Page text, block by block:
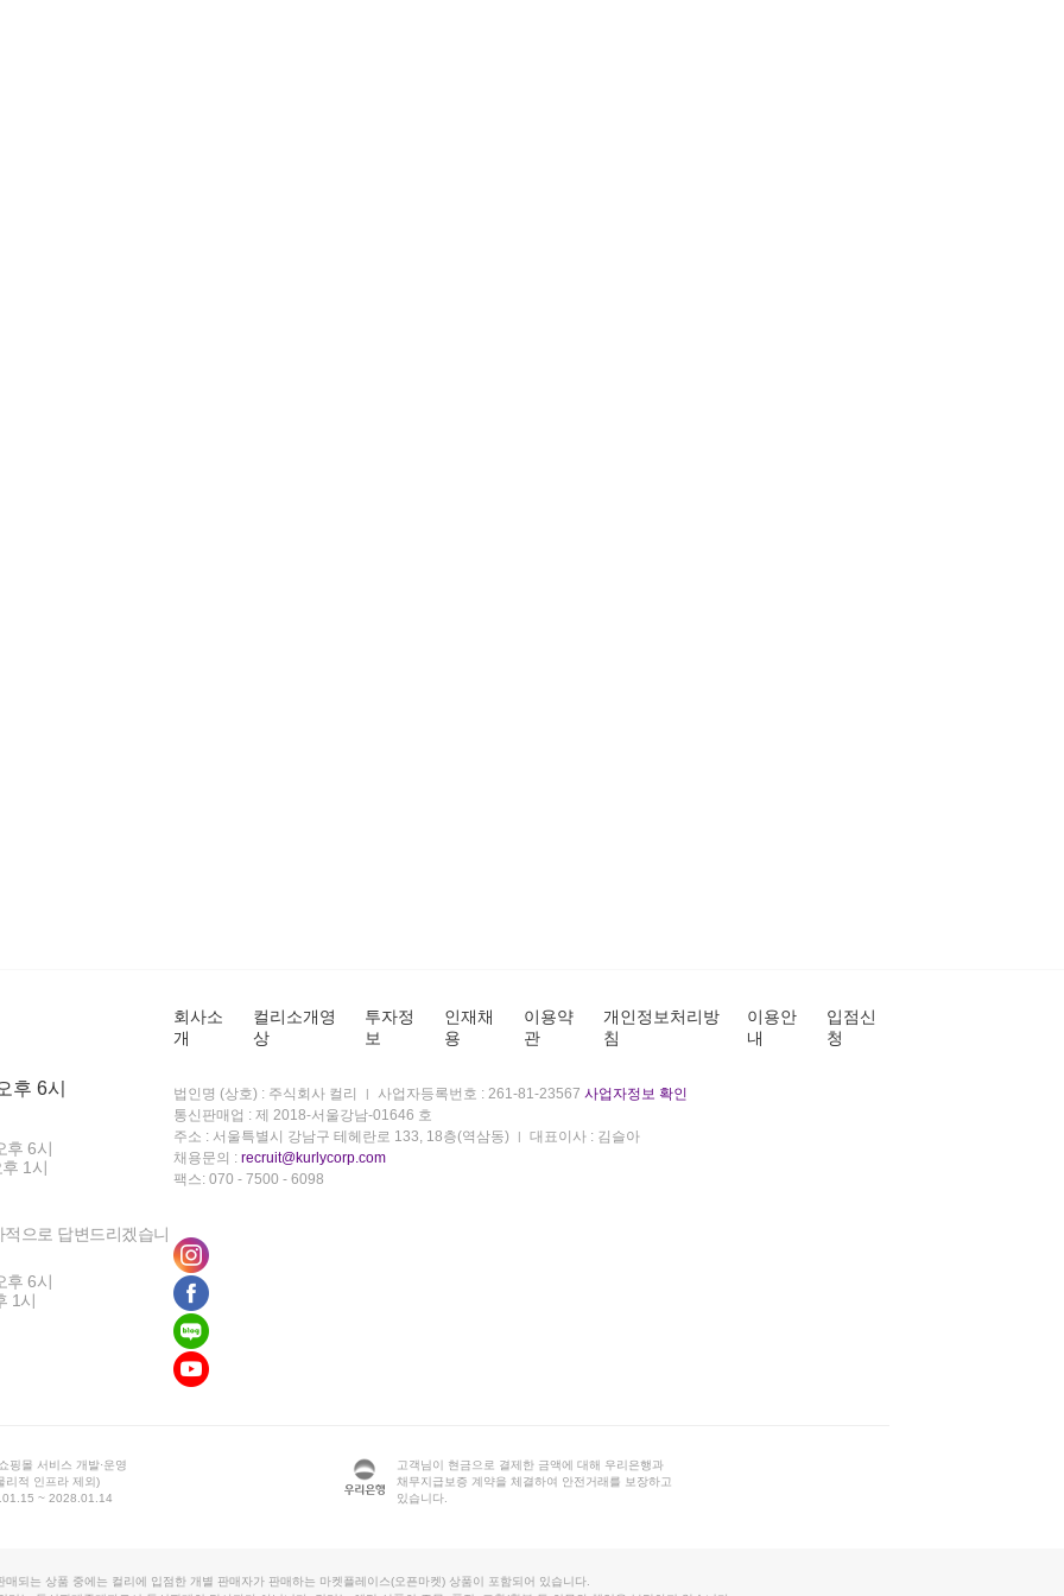
후 6시
후 6시
1시
으로 답변드리겠습니
후 6시
1시
회사소
개
컬리소개영
상
투자정
보
인재채
용
이용약
관
개인정보처리방
침
이용안
내
입점신
청
법인명 (상호) : 주식회사 컬리 사업자등록번호 : 261-81-23567 사업자정보 확인
통신판매업 : 제 2018-서울강남-01646 호
주소 : 서울특별시 강남구 테헤란로 133, 18층(역삼동)
대표이사 : 김슬아
채용문의 : recruit@kurlycorp.com
팩스: 070 - 7500 - 6098
핑몰 서비스 개발·운영
리적 인프라 제외)
~ 2028.01.14
고객님이 현금으로 결제한 금액에 대해 우리은행과
채무지급보증 계약을 체결하여 안전거래를 보장하고
있습니다.
매되는 상품 중에는 컬리에 입점한 개별 판매자가 판매하는 마켓플레이스(오픈마켓) 상품이 포함되어 있습니다.